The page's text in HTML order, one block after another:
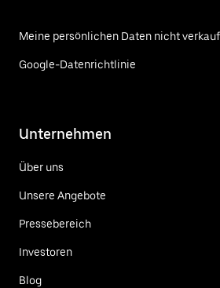
Meine persönlichen Daten nicht
Google-Datenrichtlinie
Unternehmen
Über uns
Unsere Angebote
Pressebereich
Investoren
Blog